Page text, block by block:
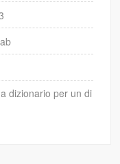
dizionario per un di